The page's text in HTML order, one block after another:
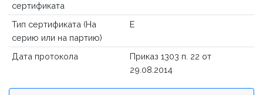
сертификата
Тип сертификата (На
серию или на партию)
E
Дата протокола
Приказ 1303 п. 22 от
29.08.2014